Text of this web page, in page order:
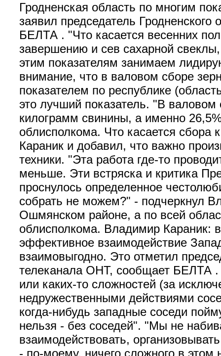
Гродненская область по многим
заявил председатель
БЕЛТА . "Что касается весенних
завершению и сев сахарной
этим показателям занимаем
внимание, что в валовом сборе
показателем по республике
это лучший показатель. "В
килограмм свинины, а именно
облисполкома. Что касается сбора
Караник и добавил, что важно
техники. "Эта работа где-то
меньше. Эти встряска и критика
проснулось определенное
собрать не можем?" - подчеркнул
Ошмянском районе, а по всей
облисполкома. Владимир Караник:
эффективное взаимодействие
взаимовыгодно. Это отметил
телеканала ОНТ, сообщает БЕЛТА .
или каких-то сложностей (за
недружественными действиями
когда-нибудь западные соседи
нельзя - без соседей". "Мы не
взаимодействовать,
- по-моему, ничего сложного в